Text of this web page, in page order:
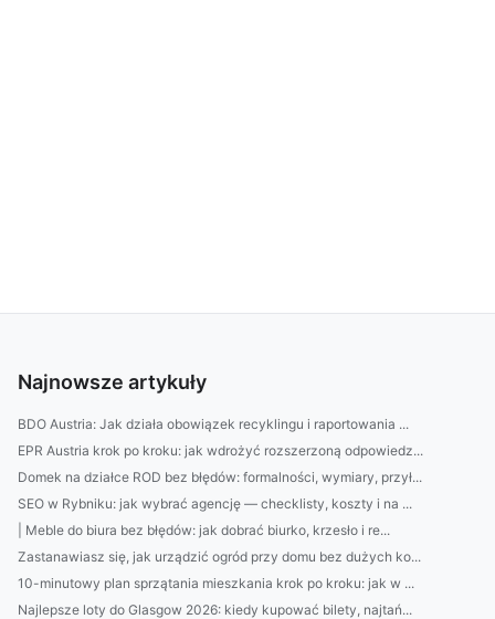
Najnowsze artykuły
BDO Austria: Jak działa obowiązek recyklingu i raportowania ...
EPR Austria krok po kroku: jak wdrożyć rozszerzoną odpowiedz...
Domek na działce ROD bez błędów: formalności, wymiary, przył...
SEO w Rybniku: jak wybrać agencję — checklisty, koszty i na ...
| Meble do biura bez błędów: jak dobrać biurko, krzesło i re...
Zastanawiasz się, jak urządzić ogród przy domu bez dużych ko...
10-minutowy plan sprzątania mieszkania krok po kroku: jak w ...
Najlepsze loty do Glasgow 2026: kiedy kupować bilety, najtań...